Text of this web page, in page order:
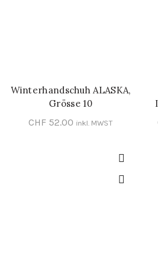
IN DEN WARENKORB
Winterhandschuh ALASKA,
Grösse 10
CHF 52.00 inkl. MWST